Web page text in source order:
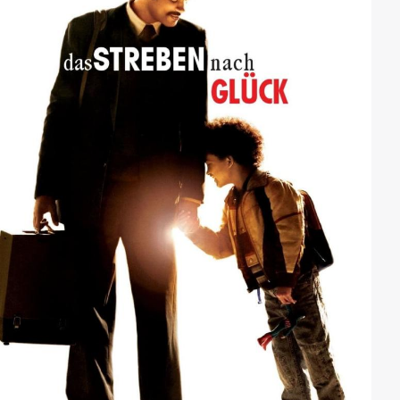
Wooters, die Cohen gemeinsam von seinem Thron
stürzen wollen.